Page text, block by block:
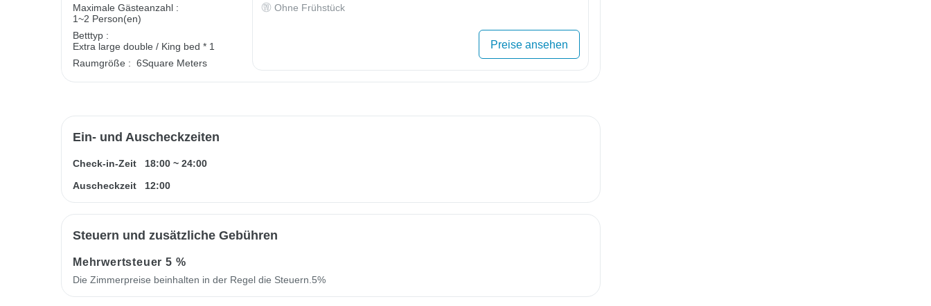
Maximale Gästeanzahl :
1~2 Person(en)
Betttyp :
Extra large double / King bed * 1
Raumgröße : 6Square Meters
Ohne Frühstück
Preise ansehen
Ein- und Auscheckzeiten
Check-in-Zeit 18:00 ~ 24:00
Auscheckzeit
12:00
Steuern und zusätzliche Gebühren
Mehrwertsteuer5 %
Die Zimmerpreise beinhalten in der Regel die Steuern.5%